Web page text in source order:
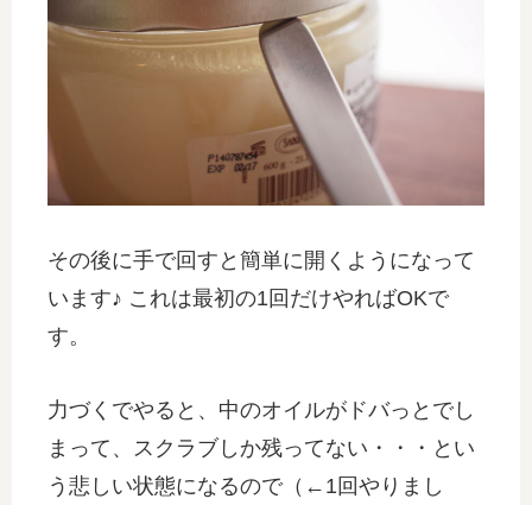
その後に手で回すと簡単に開くようになって
います♪ これは最初の1回だけやればOKで
す。
力づくでやると、中のオイルがドバっとでし
まって、スクラブしか残ってない・・・とい
う悲しい状態になるので（←1回やりまし